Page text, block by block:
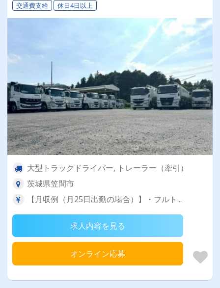
交通費支給 休日4日以上
大型トラックドライバー, トレーラー（牽引）
茨城県笠間市
【月収例（月25日出勤の場合）】・フルト...
求人内容を見る
オンライン応募